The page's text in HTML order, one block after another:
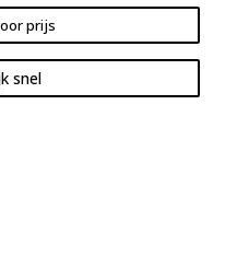
prijs
snel